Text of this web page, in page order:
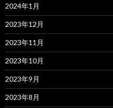
2024年1月
2023年12月
2023年11月
2023年10月
2023年9月
2023年8月